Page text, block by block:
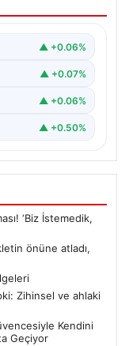
döve
Yaratan▲ +0.06%
▲ +0.07%
▲ +0.06%
▲ +0.50%
‘Biz İstemedik,
önüne atladı,
Zihinsel ve ahlaki
Kendini
Geçiyor